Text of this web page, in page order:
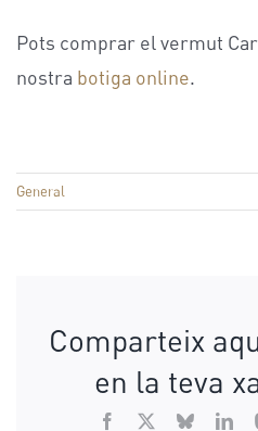
Pots comprar el vermut
nostra botiga online.
General
Comparteix
en la teva
Facebook Bluesky